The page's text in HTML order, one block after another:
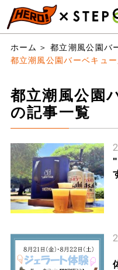
BBQ会場
検索
手ぶらBBQ
とは?
ホーム
都立潮風公園バ
都立潮風公園バーベキュ
都立潮風公園
の記事一覧